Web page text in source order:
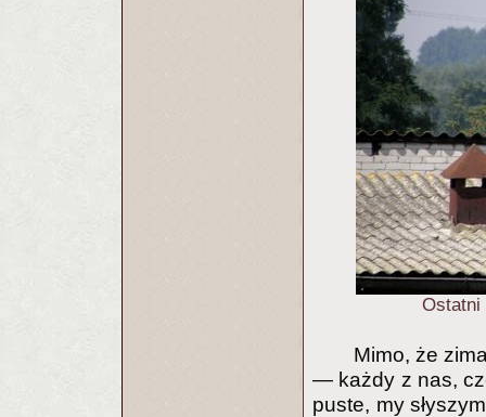
Ostatni
Mimo, że
— każdy z nas,
puste, my